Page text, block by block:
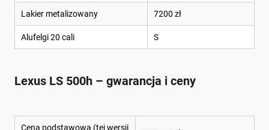
Lakier metalizowany 7200 zł
Alufelgi 20 cali S
Lexus LS 500h – gwarancja i ceny
Cena podstawowa (tej wersji